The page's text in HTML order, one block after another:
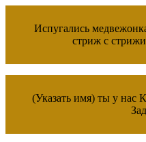
Испугались
стриж с
(Указать имя) ты у нас